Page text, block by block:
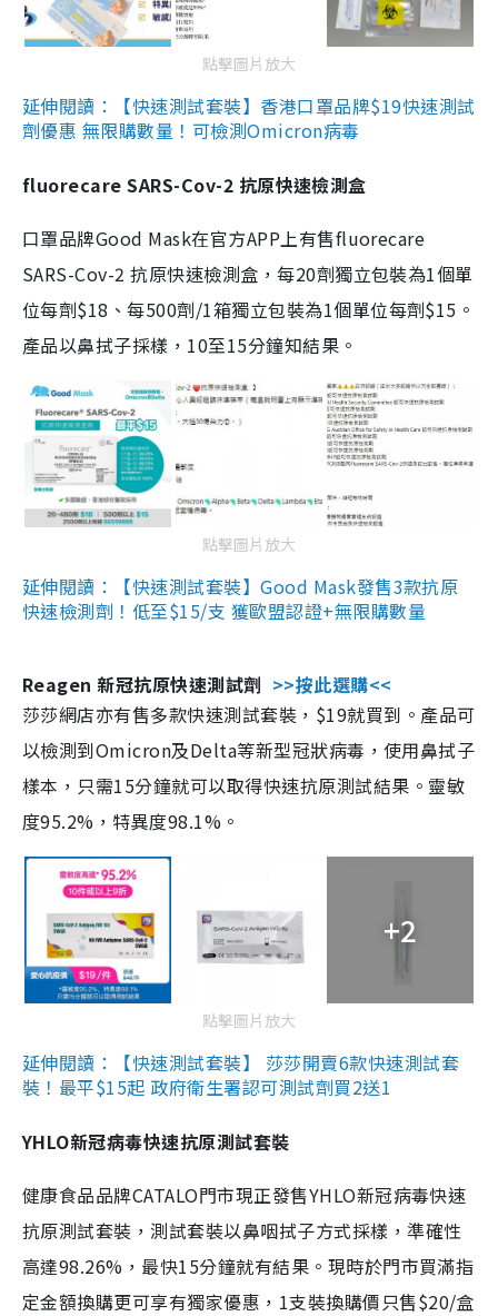
點擊圖片放大
延伸閱讀：【快速測試套裝】香港口罩品牌$19快速測試
劑優惠 無限購數量！可檢測Omicron病毒
fluorecare SARS-Cov-2 抗原快速檢測盒
口罩品牌Good Mask在官方APP上有售fluorecare
SARS-Cov-2 抗原快速檢測盒，每20劑獨立包裝為1個單
位每劑$18、每500劑/1箱獨立包裝為1個單位每劑$15。
產品以鼻拭子採樣，10至15分鐘知結果。
點擊圖片放大
延伸閱讀：【快速測試套裝】Good Mask發售3款抗原
快速檢測劑！低至$15/支 獲歐盟認證+無限購數量
Reagen 新冠抗原快速測試劑 >>按此選購<<
莎莎網店亦有售多款快速測試套裝，$19就買到。產品可
以檢測到Omicron及Delta等新型冠狀病毒，使用鼻拭子
樣本，只需15分鐘就可以取得快速抗原測試結果。靈敏
度95.2%，特異度98.1%。
+2
點擊圖片放大
延伸閱讀：【快速測試套裝】 莎莎開賣6款快速測試套
裝！最平$15起 政府衛生署認可測試劑買2送1
YHLO新冠病毒快速抗原測試套裝
健康食品品牌CATALO門市現正發售YHLO新冠病毒快速
抗原測試套裝，測試套裝以鼻咽拭子方式採樣，準確性
高達98.26%，最快15分鐘就有結果。現時於門市買滿指
定金額換購更可享有獨家優惠，1支裝換購價只售$20/盒